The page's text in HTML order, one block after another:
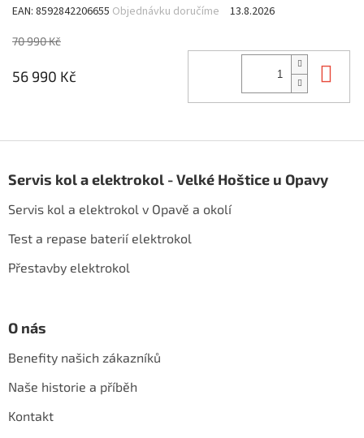
EAN: 8592842206655 Objednávku doručíme 13.8.2026
70 990 Kč
56 990 Kč
pServis kol a elektrokol - Velké Hoštice u Opavy
Servis kol a elektrokol v Opavě a okolí
Test a repase baterií elektrokol
Přestavby elektrokol
O nás
Benefity našich zákazníků
Naše historie a příběh
Kontakt